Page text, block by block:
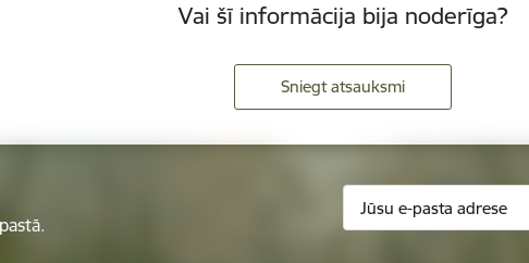
Vai šī informācija bija noderīga?
Sniegt atsauksmi